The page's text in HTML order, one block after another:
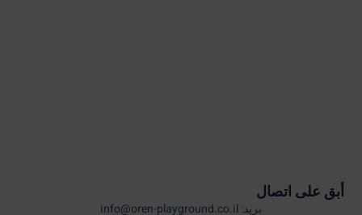
أبق على اتصال
بريد: info@oren-playground.co.il